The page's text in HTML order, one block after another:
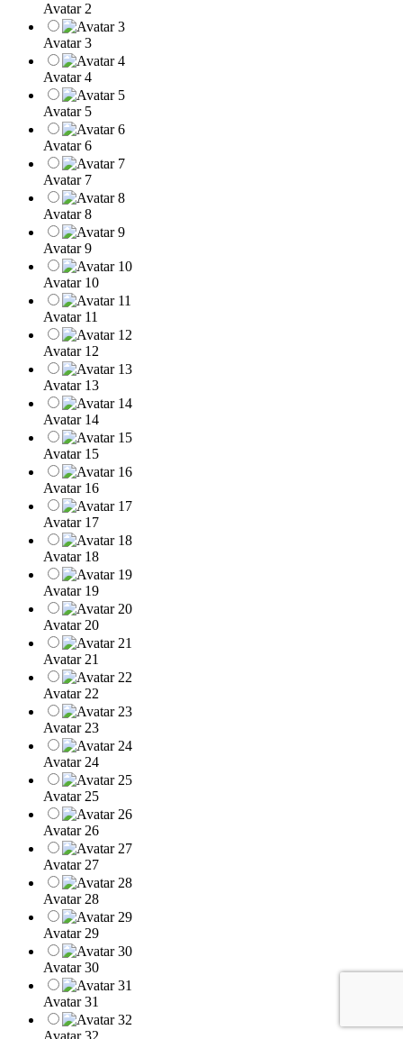
Avatar 2
Avatar 3
Avatar 4
Avatar 5
Avatar 6
Avatar 7
Avatar 8
Avatar 9
Avatar 10
Avatar 11
Avatar 12
Avatar 13
Avatar 14
Avatar 15
Avatar 16
Avatar 17
Avatar 18
Avatar 19
Avatar 20
Avatar 21
Avatar 22
Avatar 23
Avatar 24
Avatar 25
Avatar 26
Avatar 27
Avatar 28
Avatar 29
Avatar 30
Avatar 31